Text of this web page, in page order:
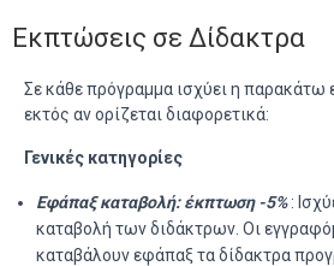
Εκπτώσεις σε Δίδακτρα ️
Σε κάθε πρόγραμμα ισχύει η παρακάτω
εκτός αν ορίζεται διαφορετικά:
Γενικές κατηγορίες
Εφάπαξ καταβολή: έκπτωση -5%:
καταβολή των διδάκτρων. Oι
καταβάλουν εφάπαξ τα δίδακτρα